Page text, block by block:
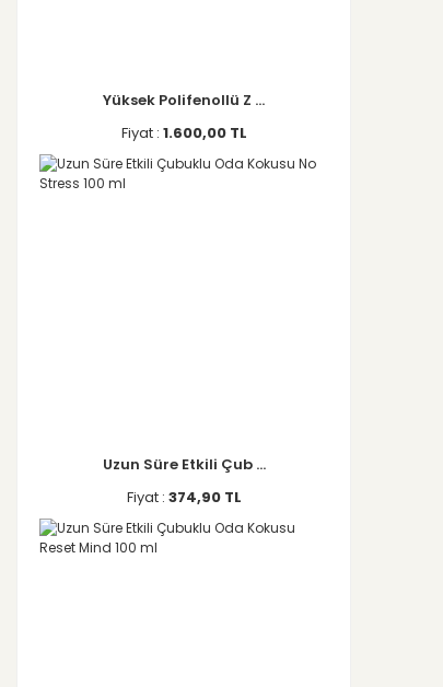
Yüksek Polifenollü Z ...
Fiyat : 1.600,00 TL
Uzun Süre Etkili Çub ...
Fiyat : 374,90 TL